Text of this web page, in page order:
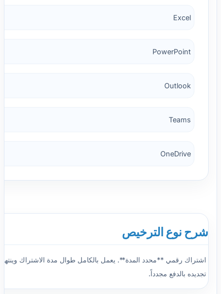
Excel
PowerPoint
Outlook
Teams
OneDrive
شرح نوع الترخيص
اشتراك رقمي **محدد المدة**. يعمل بالكامل طوال مدة الاشتراك وينتهي
تجديده بالدفع مجدداً.